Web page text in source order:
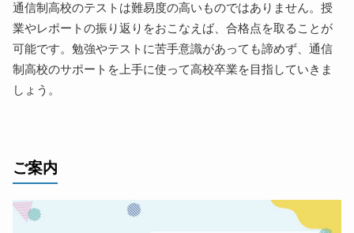
通信制高校のテストは難易度の高いものではありません。授
業やレポートの振り返りをおこなえば、合格点を取ることが
可能です。勉強やテストに苦手意識があっても諦めず、通信
制高校のサポートを上手に使って高校卒業を目指していきま
しょう。
ご案内